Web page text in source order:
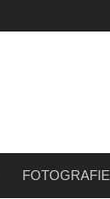
FOTOGRAFIE